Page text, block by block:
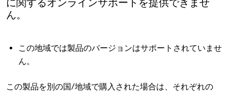
ん。
この地域では製品のバージョンはサポートされていませ
ん。
この製品を別の国/地域で購入された場合は、それぞれの